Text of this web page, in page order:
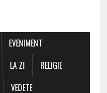
EVENIMENT
LA ZI
RELIGIE
VEDETE